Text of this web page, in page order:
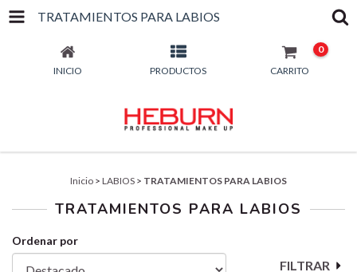
TRATAMIENTOS PARA LABIOS
INICIO PRODUCTOS CARRITO
0
Inicio > LABIOS > TRATAMIENTOS PARA LABIOS
TRATAMIENTOS PARA LABIOS
Ordenar por
FILTRAR